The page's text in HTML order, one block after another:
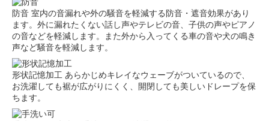
防音 室内の音漏れや外の騒音を軽減する防音・遮音効果があり
ます。外に漏れたくない話し声やテレビの音、子供の声やピアノ
の音などを軽減します。また外から入ってくる車の音や犬の鳴き
声など騒音を軽減します。
形状記憶加工 あらかじめキレイなウェーブがついているので、
お洗濯しても裾が広がりにくく、開閉しても美しいドレープを保
ちます。